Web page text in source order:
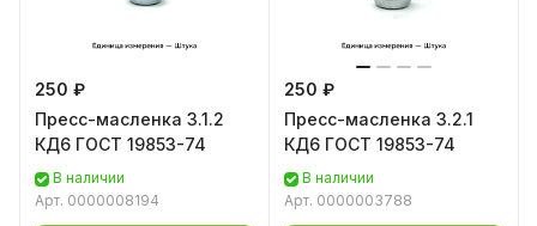
250 ₽
Пресс-масленка 3.1.2
КД6 ГОСТ 19853-74
В наличии
Арт. 0000008194
250 ₽
Пресс-масленка 3.2.1
КД6 ГОСТ 19853-74
В наличии
Арт. 0000003788